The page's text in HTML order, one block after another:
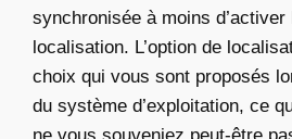
synchronisée à moins
localisation. L’option de
choix qui vous sont proposés
du système d’exploitation, ce
ne vous souveniez peut-être